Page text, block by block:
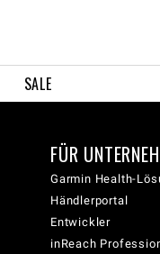
SALE
FÜR
Garmin Health-
Händlerportal
Entwickler
inReach